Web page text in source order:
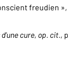
freudien »,
d’une cure, op. cit.,